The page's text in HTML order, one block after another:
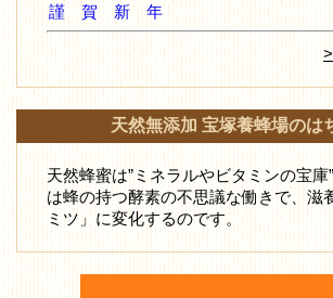
謹 賀 新 年
天然無添加 宝塚養蜂場のは
天然蜂蜜は”ミネラルやビタミンの宝庫
は蜂の持つ酵素の不思議な働きで、滋
ミツ」に変化するのです。